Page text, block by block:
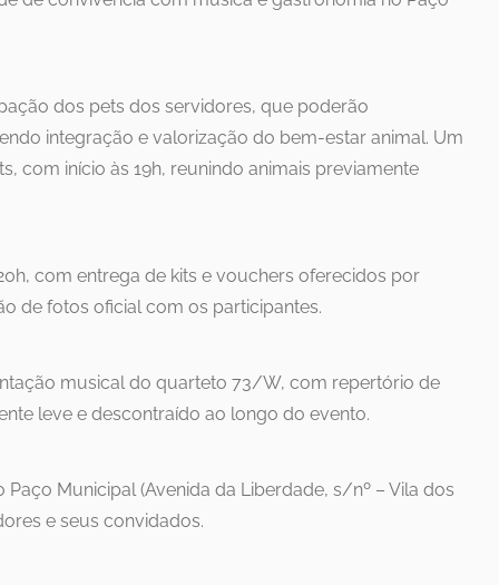
dos pets dos servidores, que poderão
integração e valorização do bem-estar animal. Um
com início às 19h, reunindo animais previamente
com entrega de kits e vouchers oferecidos por
de fotos oficial com os participantes.
musical do quarteto 73/W, com repertório de
leve e descontraído ao longo do evento.
Paço Municipal (Avenida da Liberdade, s/nº – Vila dos
e seus convidados.